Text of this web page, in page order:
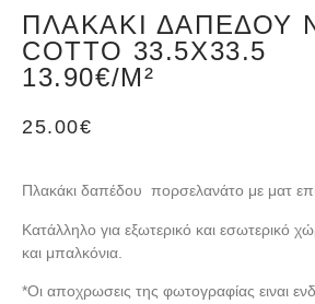
ΠΛΑΚΆΚΙ ΔΑΠΈΔΟΥ
COTTO 33.5X33.5
13.90€/M²
25.00€
Πλακάκι δαπέδου πορσελανάτο με ματ
Κατάλληλο για εξωτερικό και εσωτερικό
και μπαλκόνια.
*Oι αποχρωσεις της φωτογραφίας ειναι